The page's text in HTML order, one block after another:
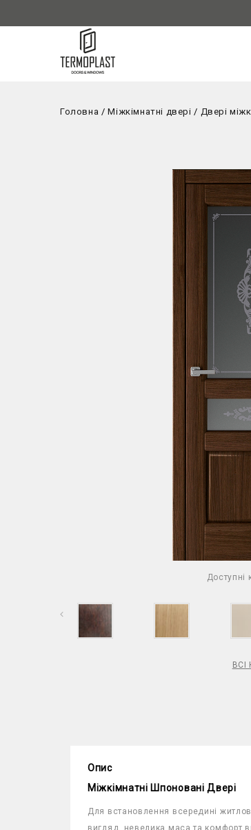
Головна /Міжкімнатні двері / Двері
Доступні
Опис
Міжкімнатні Шпоновані Двері
Для встановлення всередині
вигляд, невелика маса та комфорт